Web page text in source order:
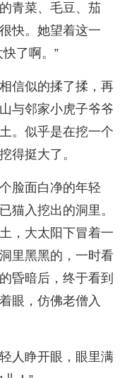
青菜、毛豆、茄
快。她望着这一
了啊。”
信似的揉了揉，再
与邻家小虎子爷爷
。似乎是在挖一个
得挺大了。
脸面白净的年轻
猫入挖出的洞里。
，大太阳下冒着一
里黑黑的，一时看
昏暗后，终于看到
眼，仿佛老僧入
人睁开眼，眼里满